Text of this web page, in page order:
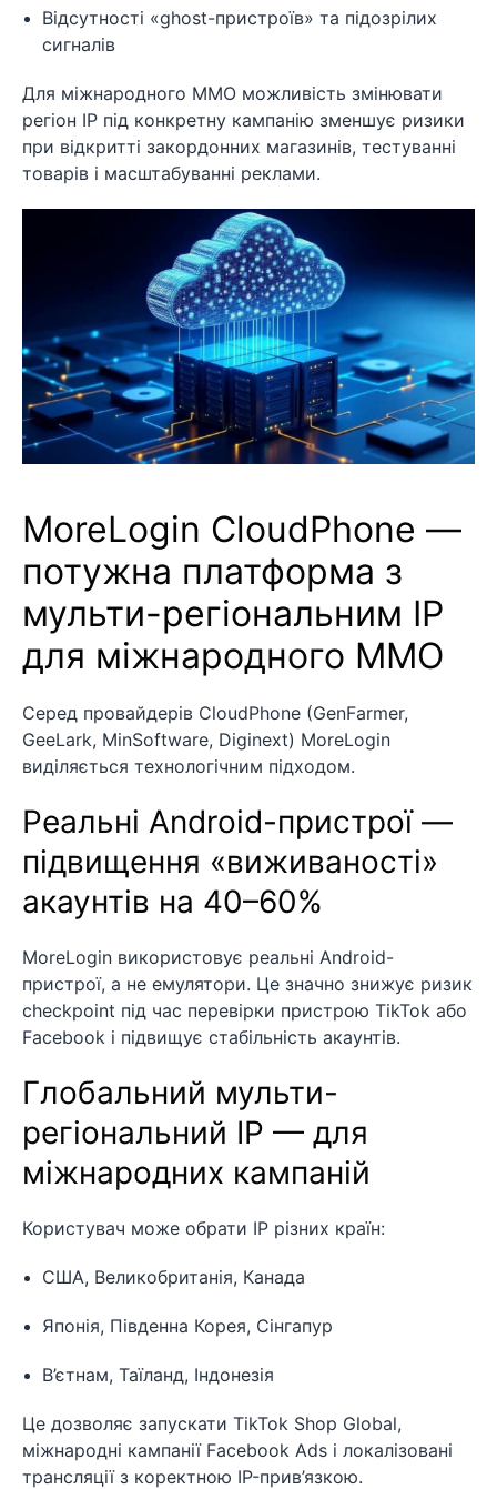
Відсутності «ghost-пристроїв» та підозрілих
сигналів
Для міжнародного MMO можливість змінювати
регіон IP під конкретну кампанію зменшує ризики
при відкритті закордонних магазинів, тестуванні
товарів і масштабуванні реклами.
MoreLogin CloudPhone —
потужна платформа з
мульти-регіональним IP
для міжнародного MMO
Серед провайдерів CloudPhone (GenFarmer,
GeeLark, MinSoftware, Diginext) MoreLogin
виділяється технологічним підходом.
Реальні Android-пристрої —
підвищення «виживаності»
акаунтів на 40–60%
MoreLogin використовує реальні Android-
пристрої, а не емулятори. Це значно знижує ризик
checkpoint під час перевірки пристрою TikTok або
Facebook і підвищує стабільність акаунтів.
Глобальний мульти-
регіональний IP — для
міжнародних кампаній
Користувач може обрати IP різних країн:
США, Великобританія, Канада
Японія, Південна Корея, Сінгапур
В’єтнам, Таїланд, Індонезія
Це дозволяє запускати TikTok Shop Global,
міжнародні кампанії Facebook Ads і локалізовані
трансляції з коректною IP-прив’язкою.